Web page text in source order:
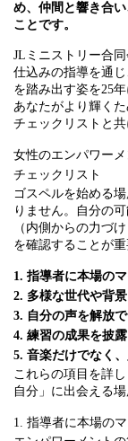
め、仲間と響き合
ことです。
JLミニストリー合
仕込みの指導を通
を踏み出す姿を25
あなたがより輝く
チェックリストと共
女性のエンパワー
チェックリスト
ゴスペルを始める
りません。自分の
（内側からの力づ
を確認することが重
1. 指導者に本場の
2. 多様な世代や背
3. 自分の声を解放
4. 練習の成果を披
5. 音楽だけでなく
これらの項目を詳
自分」に出会える
1. 指導者に本場の